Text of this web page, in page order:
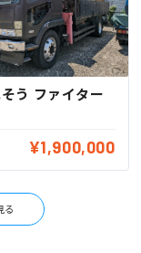
う ファイター
¥1,900,000
る